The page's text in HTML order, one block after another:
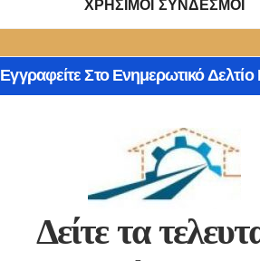
ΧΡΗΣΙΜΟΙ ΣΥΝΔΕΣΜΟΙ
Εγγραφείτε Στο Ενημερωτικό
Δείτε τα